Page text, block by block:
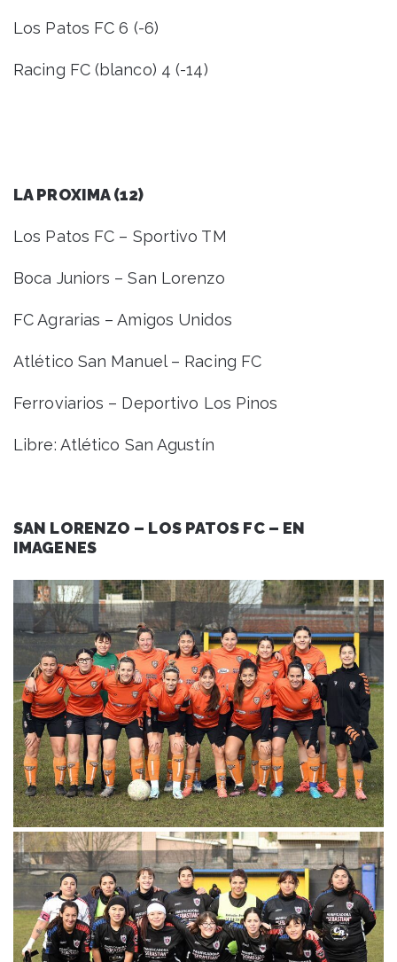
Los Patos FC 6 (-6)
Racing FC (blanco) 4 (-14)
LA PROXIMA (12)
Los Patos FC – Sportivo TM
Boca Juniors – San Lorenzo
FC Agrarias – Amigos Unidos
Atlético San Manuel – Racing FC
Ferroviarios – Deportivo Los Pinos
Libre: Atlético San Agustín
SAN LORENZO – LOS PATOS FC – EN
IMAGENES